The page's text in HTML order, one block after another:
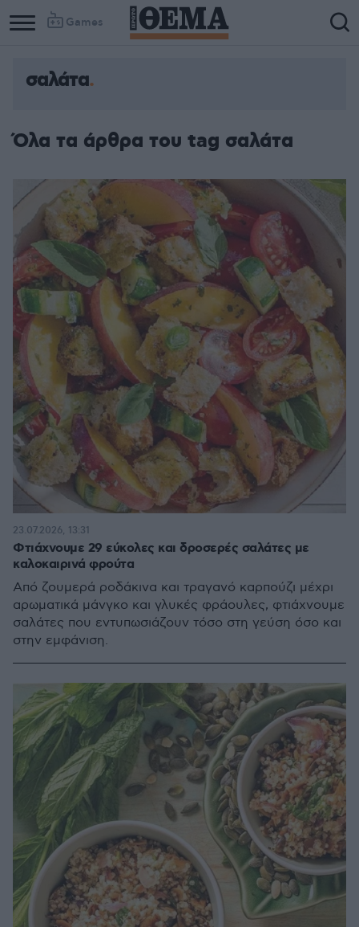
Games
σαλάτα
Όλα τα άρθρα του tag σαλάτα
Φτιάχνουμε 29 εύκολες και δροσερές σαλάτες με
καλοκαιρινά φρούτα
Από ζουμερά ροδάκινα και τραγανό καρπούζι μέχρι
αρωματικά μάνγκο και γλυκές φράουλες, φτιάχνουμε
σαλάτες που εντυπωσιάζουν τόσο στη γεύση όσο και
στην εμφάνιση.
23.07.2026, 13:31